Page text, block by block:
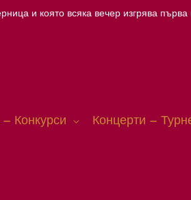
и която всяка вечер изгрява
Конкурси Концерти –